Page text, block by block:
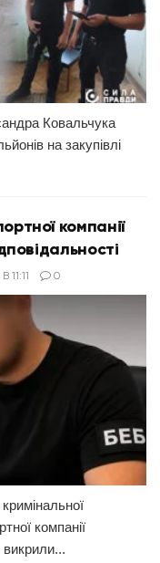
Ковальчука
на закупівлі
компанії
0
компанії
викрили...